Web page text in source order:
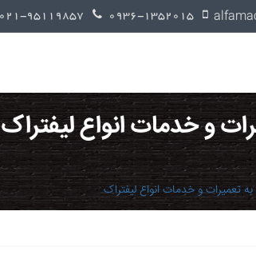
و خدمات انواع لیفتراک
تعمیرات و خدمات انواع لیفتراک